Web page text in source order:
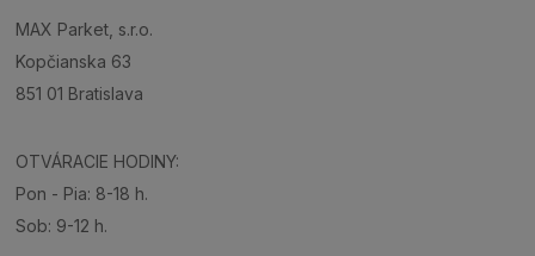
MAX Parket, s.r.o.
Kopčianska 63
851 01 Bratislava
OTVÁRACIE HODINY:
Pon - Pia: 8-18 h.
Sob: 9-12 h.